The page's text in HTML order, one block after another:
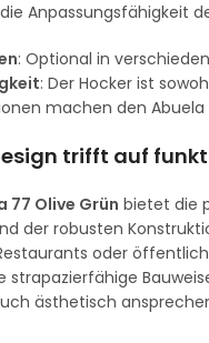
Anpassungsfähigkeit
: Optional in
: Der Hocker ist
machen den
trifft auf
77 Olive Grün bietet die
der robusten
oder
strapazierfähige
ästhetisch